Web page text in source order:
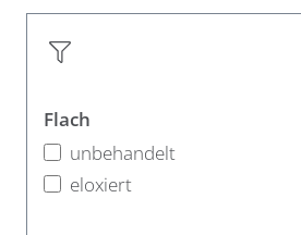
Flach
unbehandelt
eloxiert